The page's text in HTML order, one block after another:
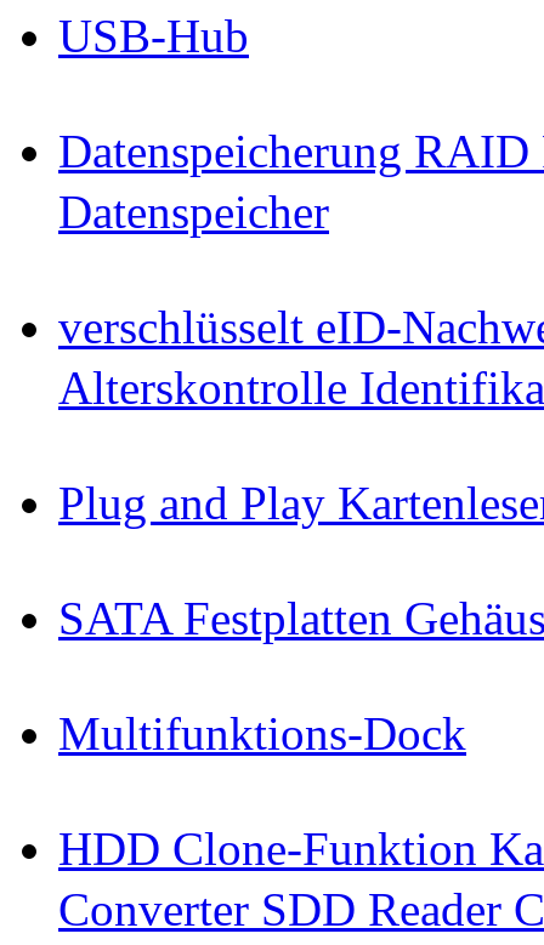
USB-Hub
Datenspeicherung
Datenspeicher
verschlüsselt eID-
Alterskontrolle
Plug and Play
SATA Festplatten
Multifunktions-Dock
HDD Clone-Funktion
Converter SDD Reader